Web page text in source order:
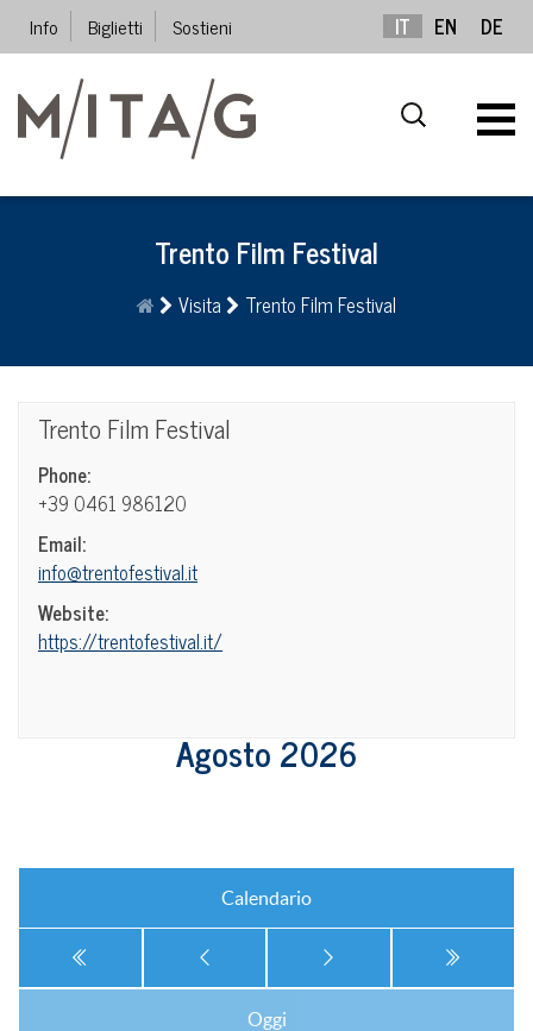
Info Biglietti Sostieni IT EN DE
Trento Film Festival
Visita Trento Film Festival
Trento Film Festival
Phone:
+39 0461 986120
Email:
info@trentofestival.it
Website:
https://trentofestival.it/
Agosto 2026
Calendario
Oggi